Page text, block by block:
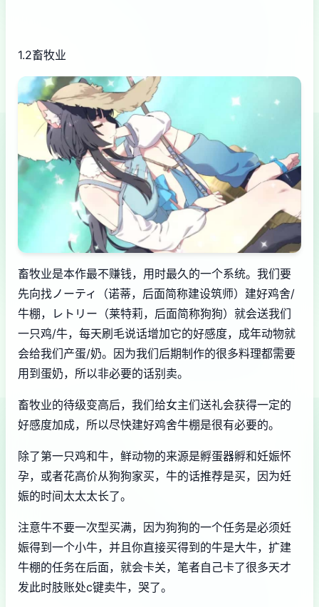
1.2畜牧业
畜牧业是本作最不赚钱，用时最久的一个系统。我们要
先向找ノーティ（诺蒂，后面简称建设筑师）建好鸡舍/
牛棚，レトリー（莱特莉，后面简称狗狗）就会送我们
一只鸡/牛，每天刷毛说话增加它的好感度，成年动物就
会给我们产蛋/奶。因为我们后期制作的很多料理都需要
用到蛋奶，所以非必要的话别卖。
畜牧业的待级变高后，我们给女主们送礼会获得一定的
好感度加成，所以尽快建好鸡舍牛棚是很有必要的。
除了第一只鸡和牛，鲜动物的来源是孵蛋器孵和妊娠怀
孕，或者花高价从狗狗家买，牛的话推荐是买，因为妊
娠的时间太太太长了。
注意牛不要一次型买满，因为狗狗的一个任务是必须妊
娠得到一个小牛，并且你直接买得到的牛是大牛，扩建
牛棚的任务在后面，就会卡关，笔者自己卡了很多天才
发此时肢账处c键卖牛，哭了。